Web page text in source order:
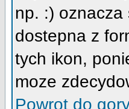
np. :) oznacza
dostepna z
tych ikon,
moze
Powrot do